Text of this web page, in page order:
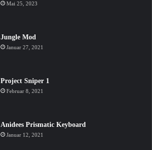
Mai 25, 2023
Jungle Mod
Januar 27, 2021
Project Sniper 1
Februar 8, 2021
Anidees Prismatic Keyboard
Januar 12, 2021